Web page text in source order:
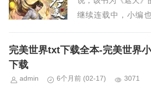
继续连载中，小编
续关注本站，新章节
完美世界txt下载全本-完美世界
下载
admin 6个月前 (02-17) 3071